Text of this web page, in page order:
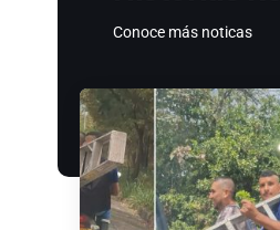
Conoce más noticas